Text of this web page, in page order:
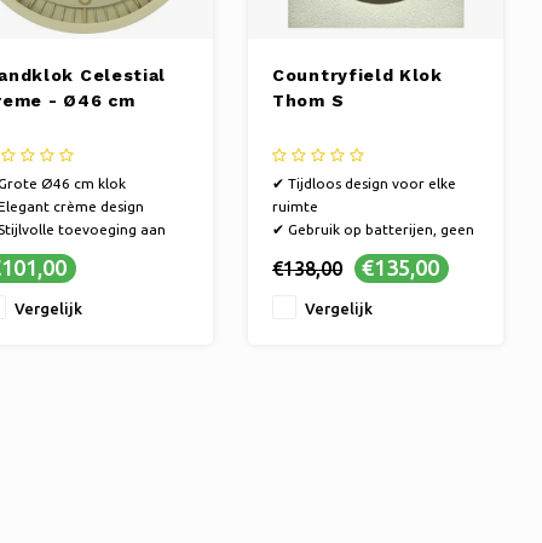
Celestial
- Ø46 cm
Ø46 cm klok
crème design
toevoeging aan
ruimte
Vergelijk
Countryfield Klok
Thom S
✔ Tijdloos design voor elke
ruimte
✔ Gebruik op batterijen, geen
snoer zichtbaar
✔ Wanddecoratie met een
dubbele functie
€138,00 €135,00
Vergelijk